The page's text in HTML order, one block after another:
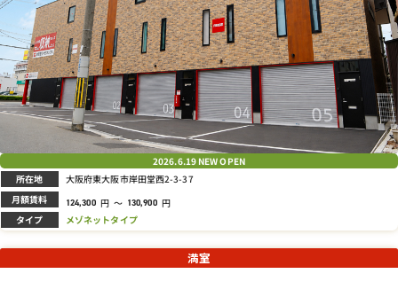
2026.6.19NEW OPEN
所在地 大阪府東大阪市岸田堂西2-3-37
月額賃料 124,300 円 ～ 130,900 円
タイプ メゾネットタイプ
満室